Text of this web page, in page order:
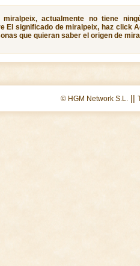
miralpeix, actualmente no tiene
El significado de miralpeix, haz click
que quieran saber el origen de
© HGM Network S.L. ||